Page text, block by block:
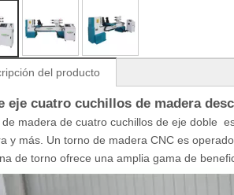
del producto
eje cuatro cuchillos de madera
de madera de cuatro cuchillos de eje doble
y más. Un torno de madera CNC es
de torno ofrece una amplia gama de